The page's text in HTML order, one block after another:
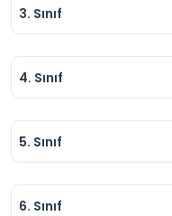
3. Sınıf
4. Sınıf
5. Sınıf
6. Sınıf